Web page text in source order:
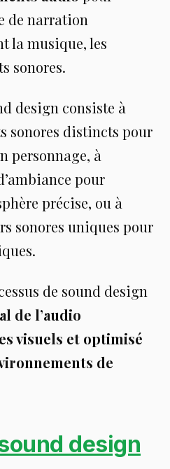
de narration
la musique, les
sonores.
design consiste à
sonores distincts pour
personnage, à
pour
précise, ou à
sonores uniques pour
de sound design
de l’audio
visuels et optimisé
de
design